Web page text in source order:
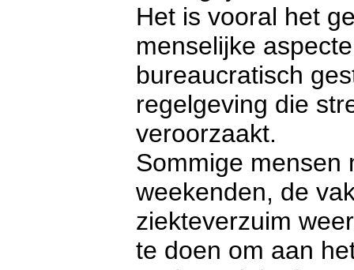
Het is vooral het
menselijke
bureaucratisch
regelgeving die
veroorzaakt.
Sommige mensen
weekenden, de
ziekteverzuim
te doen om aan